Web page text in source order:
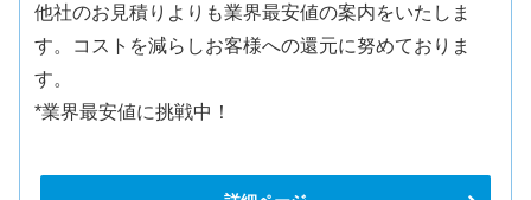
他社のお見積りよりも業界最安値の案内をいたしま
す。コストを減らしお客様への還元に努めておりま
す。
*業界最安値に挑戦中！